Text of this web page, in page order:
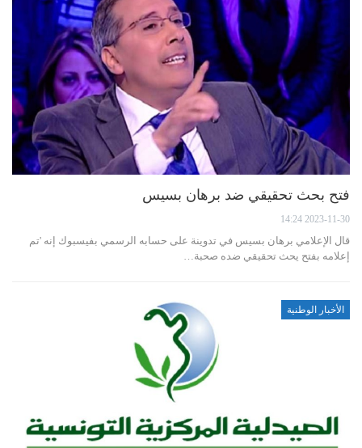
فتح بحث تحقيقي ضد برهان بسيس
2023-11-30 14:24
قال الإعلامي برهان بسيس في تدوينة على حسابه الرسمي بفيسبوك إنه 'تم
إعلامه بفتح يحث تحقيقي ضده صحبة…
الأخبار الوطنية